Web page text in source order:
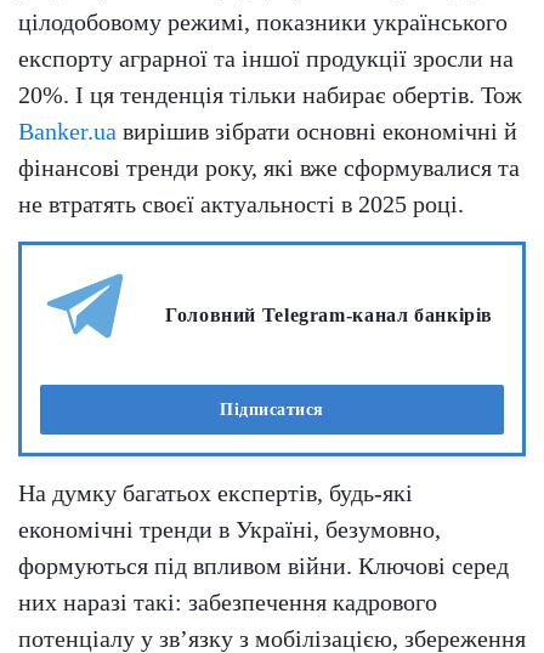
цілодобовому режимі, показники українського
експорту аграрної та іншої продукції зросли на
20%. І ця тенденція тільки набирає обертів. Тож
Banker.ua вирішив зібрати основні економічні й
фінансові тренди року, які вже сформувалися та
не втратять своєї актуальності в 2025 році.
Головний Telegram-канал банкірів
Підписатися
На думку багатьох експертів, будь-які
економічні тренди в Україні, безумовно,
формуються під впливом війни. Ключові серед
них наразі такі: забезпечення кадрового
потенціалу у зв’язку з мобілізацією, збереження